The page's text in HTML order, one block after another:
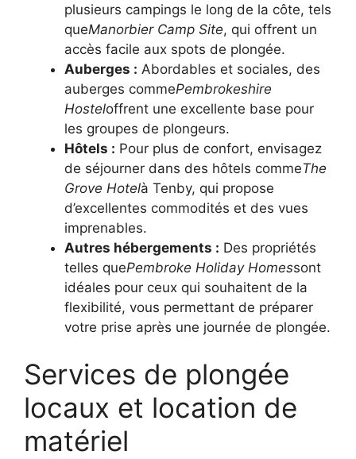
plusieurs campings le long de la côte, tels
queManorbier Camp Site, qui offrent un
accès facile aux spots de plongée.
Auberges : Abordables et sociales, des
auberges commePembrokeshire
Hosteloffrent une excellente base pour
les groupes de plongeurs.
Hôtels : Pour plus de confort, envisagez
de séjourner dans des hôtels commeThe
Grove Hotelà Tenby, qui propose
d’excellentes commodités et des vues
imprenables.
Autres hébergements : Des propriétés
telles quePembroke Holiday Homessont
idéales pour ceux qui souhaitent de la
flexibilité, vous permettant de préparer
votre prise après une journée de plongée.
Services de plongée
locaux et location de
matériel